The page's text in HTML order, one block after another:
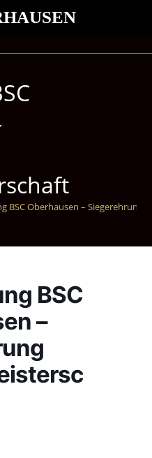
BSC Oberhausen – Siegerehrung
BSC
–